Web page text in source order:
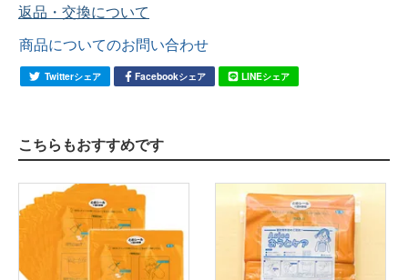
返品・交換について
商品についてのお問い合わせ
Twitterシェア Facebookシェア LINEシェア
こちらもおすすめです